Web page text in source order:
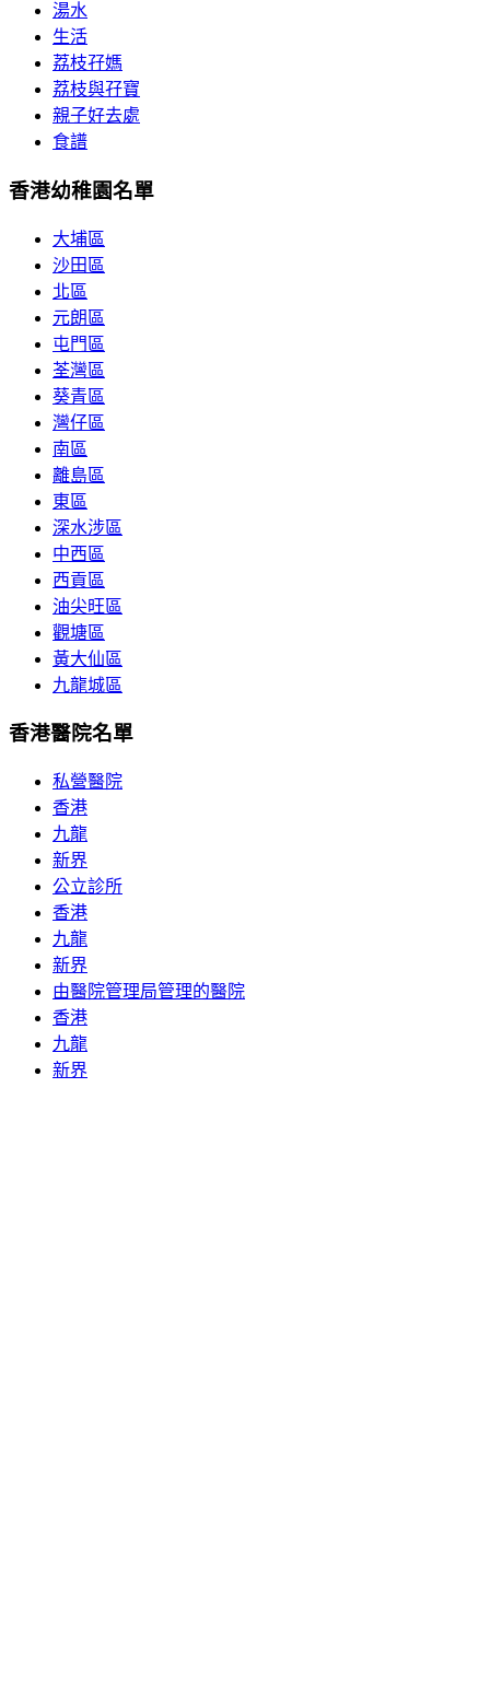
湯水
生活
荔枝孖媽
荔枝與孖寶
親子好去處
食譜
香港幼稚園名單
大埔區
沙田區
北區
元朗區
屯門區
荃灣區
葵青區
灣仔區
南區
離島區
東區
深水涉區
中西區
西貢區
油尖旺區
觀塘區
黃大仙區
九龍城區
香港醫院名單
私營醫院
香港
九龍
新界
公立診所
香港
九龍
新界
由醫院管理局管理的醫院
香港
九龍
新界